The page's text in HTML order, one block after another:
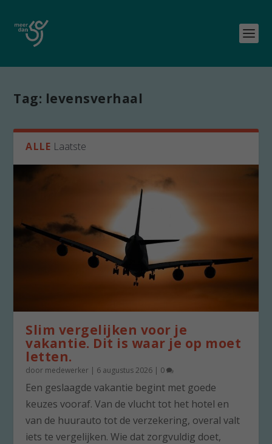
Tag: levensverhaal
ALLE Laatste
Slim vergelijken voor je
vakantie. Dit is waar je op moet
letten.
door medewerker | 6 augustus 2026 | 0
Een geslaagde vakantie begint met goede
keuzes vooraf. Van de vlucht tot het hotel en
van de huurauto tot de verzekering, overal valt
iets te vergelijken. Wie dat zorgvuldig doet,